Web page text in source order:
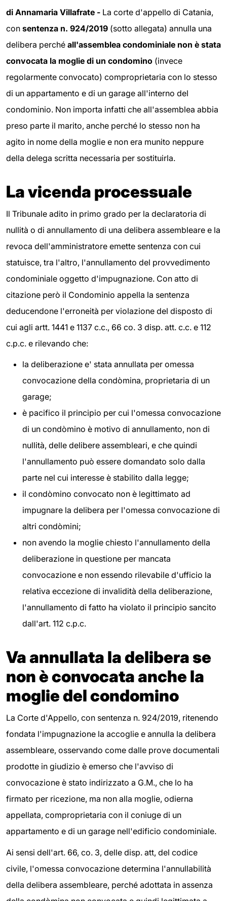
di Annamaria Villafrate - La corte d'appello di Catania,
con sentenza n. 924/2019 (sotto allegata) annulla una
delibera perché all'assemblea condominiale non è stata
convocata la moglie di un condomino (invece
regolarmente convocato) comproprietaria con lo stesso
di un appartamento e di un garage all'interno del
condominio. Non importa infatti che all'assemblea abbia
preso parte il marito, anche perché lo stesso non ha
agito in nome della moglie e non era munito neppure
della delega scritta necessaria per sostituirla.
La vicenda processuale
Il Tribunale adito in primo grado per la declaratoria di
nullità o di annullamento di una delibera assembleare e la
revoca dell'amministratore emette sentenza con cui
statuisce, tra l'altro, l'annullamento del provvedimento
condominiale oggetto d'impugnazione. Con atto di
citazione però il Condominio appella la sentenza
deducendone l'erroneità per violazione del disposto di
cui agli artt. 1441 e 1137 c.c., 66 co. 3 disp. att. c.c. e 112
c.p.c. e rilevando che:
la deliberazione e' stata annullata per omessa
convocazione della condòmina, proprietaria di un
garage;
è pacifico il principio per cui l'omessa convocazione
di un condòmino è motivo di annullamento, non di
nullità, delle delibere assembleari, e che quindi
l'annullamento può essere domandato solo dalla
parte nel cui interesse è stabilito dalla legge;
il condòmino convocato non è legittimato ad
impugnare la delibera per l'omessa convocazione di
altri condòmini;
non avendo la moglie chiesto l'annullamento della
deliberazione in questione per mancata
convocazione e non essendo rilevabile d'ufficio la
relativa eccezione di invalidità della deliberazione,
l'annullamento di fatto ha violato il principio sancito
dall'art. 112 c.p.c.
Va annullata la delibera se
non è convocata anche la
moglie del condomino
La Corte d'Appello, con sentenza n. 924/2019, ritenendo
fondata l'impugnazione la accoglie e annulla la delibera
assembleare, osservando come dalle prove documentali
prodotte in giudizio è emerso che l'avviso di
convocazione è stato indirizzato a G.M., che lo ha
firmato per ricezione, ma non alla moglie, odierna
appellata, comproprietaria con il coniuge di un
appartamento e di un garage nell'edificio condominiale.
Ai sensi dell'art. 66, co. 3, delle disp. att, del codice
civile, l'omessa convocazione determina l'annullabilità
della delibera assembleare, perché adottata in assenza